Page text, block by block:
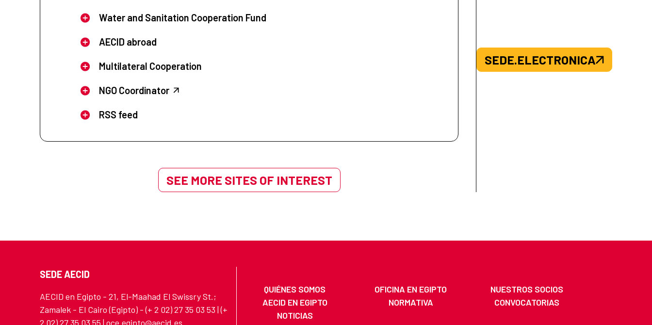
Water and Sanitation Cooperation Fund
AECID abroad
Multilateral Cooperation
NGO Coordinator
RSS feed
SEE MORE SITES OF INTEREST
SEDE.ELECTRONICA
SEDE AECID
AECID en Egipto - 21, El-Maahad El Swissry St.;
Zamalek - El Cairo (Egipto) - (+ 2 02) 27 35 03 53 | (+
2 02) 27 35 03 55 | oce.egipto@aecid.es
QUIÉNES SOMOS OFICINA EN EGIPTO
NUESTROS SOCIOS
AECID EN EGIPTO
NORMATIVA
CONVOCATORIAS
NOTICIAS